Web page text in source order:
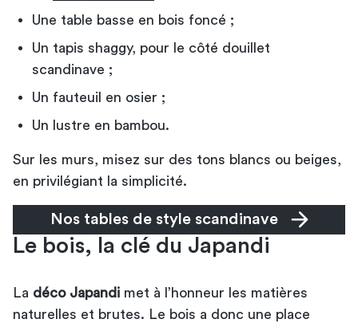
Une table basse en bois foncé ;
Un tapis shaggy, pour le côté douillet
scandinave ;
Un fauteuil en osier ;
Un lustre en bambou.
Sur les murs, misez sur des tons blancs ou beiges,
en privilégiant la simplicité.
Nos tables de style scandinave
Le bois, la clé du Japandi
La déco Japandi met à l’honneur les matières
naturelles et brutes. Le bois a donc une place